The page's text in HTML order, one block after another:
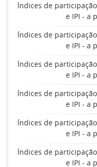
Índices de
e IPI - a
Índices de
e IPI - a
Índices de
e IPI - a
Índices de
e IPI - a
Índices de
e IPI - a
Índices de
e IPI - a